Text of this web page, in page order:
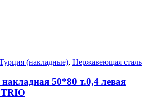
(накладные), Нержавеющая сталь
50*80 т.0,4 левая
TRIO